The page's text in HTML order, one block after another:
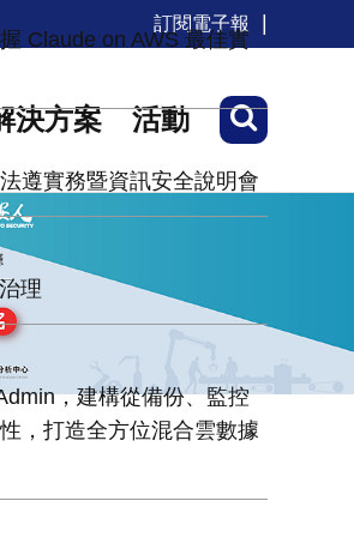
訂閱電子報
決方案 活動
Claude on AWS 最佳實
遵實務暨資訊安全說明會
理
，建構從備份、監控
，打造全方位混合雲數據